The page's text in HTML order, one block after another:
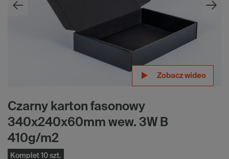
Zobacz wideo
Zobacz wideo
Zobacz wideo
Czarny karton fasonowy
340x240x60mm wew. 3W B
410g/m2
Komplet 10 szt.